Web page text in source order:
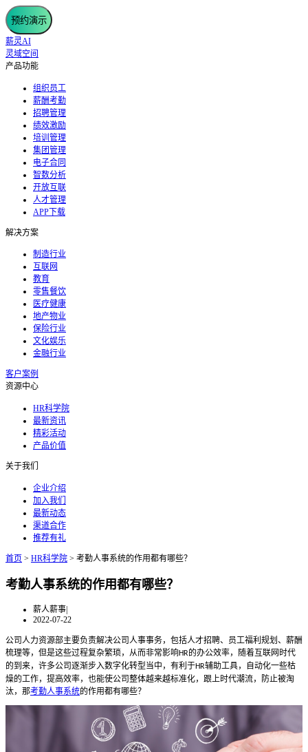
预约演示
薪灵AI
灵域空间
产品功能
组织员工
薪酬考勤
招聘管理
绩效激励
培训管理
集团管理
电子合同
智数分析
开放互联
人才管理
APP下载
解决方案
制造行业
互联网
教育
零售餐饮
医疗健康
地产物业
保险行业
文化娱乐
金融行业
客户案例
资源中心
HR科学院
最新资讯
精彩活动
产品价值
关于我们
企业介绍
加入我们
最新动态
渠道合作
推荐有礼
首页 > HR科学院 > 考勤人事系统的作用都有哪些？
考勤人事系统的作用都有哪些？
薪人薪事|
2022-07-22
公司人力资源部主要负责解决公司人事事务，包括人才招聘、员工福利规划、薪酬
梳理等，但是这些过程复杂繁琐，从而非常影响HR的办公效率，随着互联网时代
的到来，许多公司逐渐步入数字化转型当中，有利于HR辅助工具，自动化一些枯
燥的工作，提高效率，也能使公司整体越来越标准化，跟上时代潮流，防止被淘
汰，那考勤人事系统的作用都有哪些？